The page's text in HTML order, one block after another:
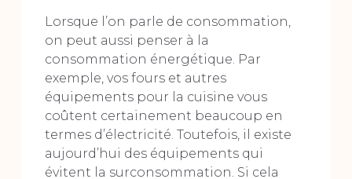
Lorsque l’on parle de consommation,
on peut aussi penser à la
consommation énergétique. Par
exemple, vos fours et autres
équipements pour la cuisine vous
coûtent certainement beaucoup en
termes d’électricité. Toutefois, il existe
aujourd’hui des équipements qui
évitent la surconsommation. Si cela